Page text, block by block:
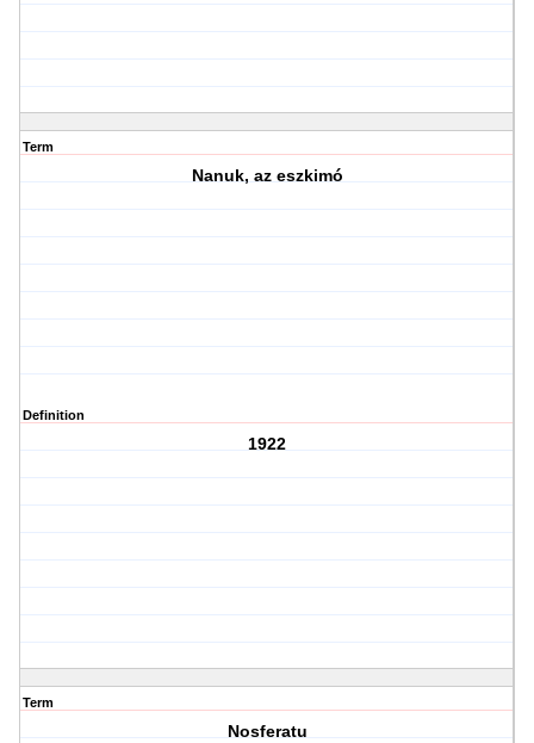
Term
Nanuk, az eszkimó
Definition
1922
Term
Nosferatu